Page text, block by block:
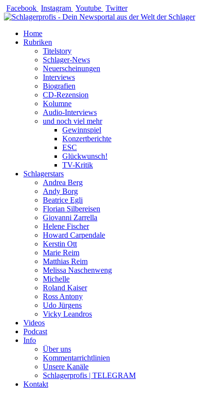
Zum
Inhalt
Facebook Instagram Youtube Twitter
Home
Rubriken
Titelstory
Schlager-News
Neuerscheinungen
Interviews
Biografien
CD-Rezension
Kolumne
Audio-Interviews
und noch viel mehr
Gewinnspiel
Konzertberichte
ESC
Glückwunsch!
TV-Kritik
Schlagerstars
Andrea Berg
Andy Borg
Beatrice Egli
Florian Silbereisen
Giovanni Zarrella
Helene Fischer
Howard Carpendale
Kerstin Ott
Marie Reim
Matthias Reim
Melissa Naschenweng
Michelle
Roland Kaiser
Ross Antony
Udo Jürgens
Vicky Leandros
Videos
Podcast
Info
Über uns
Kommentarrichtlinien
Unsere Kanäle
Schlagerprofis | TELEGRAM
Kontakt